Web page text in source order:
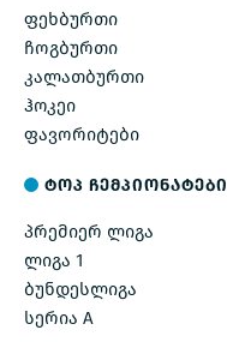
ფეხბურთი
ჩოგბურთი
კალათბურთი
ჰოკეი
ფავორიტები
ტოპ ჩემპიონატები
პრემიერ ლიგა
ლიგა 1
ბუნდესლიგა
სერია A